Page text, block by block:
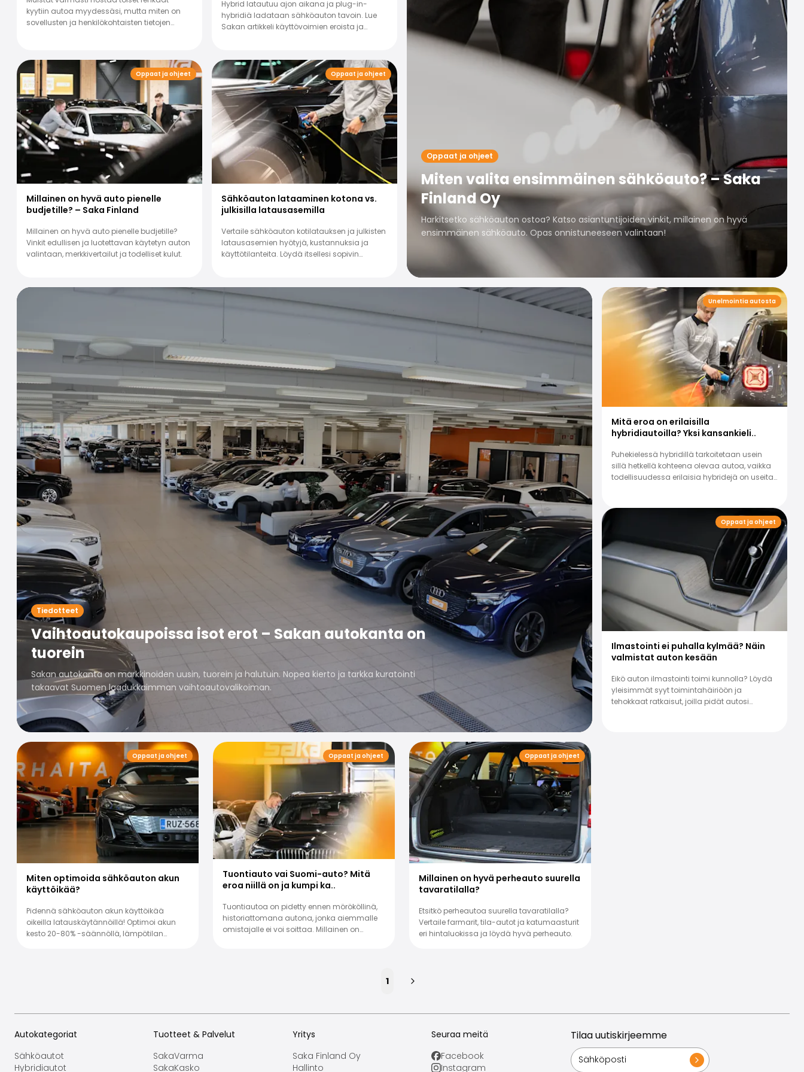
Oppaat ja ohjeet
Miten valita ensimmäinen sähköauto? – Saka
Finland Oy
Harkitsetko sähköauton ostoa? Katso asiantuntijoiden vinkit, millainen on hyvä
ensimmäinen sähköauto. Opas onnistuneeseen valintaan!
kyytiin autoa myydessäsi, mutta miten on
sovellusten ja henkilökohtaisten tietojen
Hybrid latautuu ajon aikana ja plug-in-
hybridiä ladataan sähköauton tavoin. Lue
Sakan artikkeli käyttövoimien eroista ja
Oppaat ja ohjeet
Millainen on hyvä auto pienelle
budjetille? – Saka Finland
Millainen on hyvä auto pienelle budjetille?
Vinkit edullisen ja luotettavan käytetyn auton
valintaan, merkkivertailut ja todelliset kulut.
Oppaat ja ohjeet
Sähköauton lataaminen kotona vs.
julkisilla latausasemilla
Vertaile sähköauton kotilatauksen ja julkisten
latausasemien hyötyjä, kustannuksia ja
käyttötilanteita. Löydä itsellesi sopivin
Tiedotteet
Vaihtoautokaupoissa isot erot – Sakan autokanta on
tuorein
Sakan autokanta on markkinoiden uusin, tuorein ja halutuin. Nopea kierto ja tarkka kuratointi
takaavat Suomen laadukkaimman vaihtoautovalikoiman.
Oppaat ja ohjeet
Sähköauton lataus:
Kaikki mitä sinun tulee tietää sähköauton
ja ohjeita. Löydä seuraava autosi Sakalta.
Unelmointia autosta
Mitä eroa on erilaisilla
hybridiautoilla? Yksi kansankieli..
Puhekielessä hybridillä tarkoitetaan usein
sillä hetkellä kohteena olevaa autoa, vaikka
todellisuudessa erilaisia hybridejä on useita.
Oppaat ja ohjeet
Ilmastointi ei puhalla kylmää? Näin
valmistat auton kesään
Eikö auton ilmastointi toimi kunnolla? Löydä
yleisimmät syyt toimintahäiriöön ja
tehokkaat ratkaisut, joilla pidät autosi
Oppaat ja ohjeet
Miten optimoida sähköauton akun
käyttöikää?
Pidennä sähköauton akun käyttöikää
oikeilla latauskäytännöillä! Optimoi akun
kesto 20-80% -säännöllä, lämpötilan
Oppaat ja ohjeet
Tuontiauto vai Suomi-auto? Mitä
eroa niillä on ja kumpi ka..
Tuontiautoa on pidetty ennen mörököllinä,
historiattomana autona, jonka aiemmalle
omistajalle ei voi soittaa. Millainen on
Oppaat ja ohjeet
Millainen on hyvä perheauto suurella
tavaratilalla?
Etsitkö perheautoa suurella tavaratilalla?
Vertaile farmarit, tila-autot ja katumaasturit
eri hintaluokissa ja löydä hyvä perheauto.
1 Seuraava
Autokategoriat
Sähköautot
Hybridiautot
Tuotteet & Palvelut
SakaVarma
SakaKasko
Yritys
Saka Finland Oy
Hallinto
Seuraa meitä
Facebook
Instagram
Tilaa uutiskirjeemme